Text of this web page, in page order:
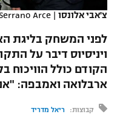
תוצאות
לוח שידורים
הפועל תל אביב
הפועל חיפה
הפועל באר שבע
מכבי נתניה
ליגה הולנדית
ליגה טורקית
ליגה סינית
דני אבדיה
שחייה
ג'ודו
אגרוף
צ'אבי אלונסו |
Arce
לפני המשחק בליגת
ויניסיוס דיבר על
הקודם כולל הוויכוח
ארבלואה ואמבפה:
קבוצות: ריאל מדריד